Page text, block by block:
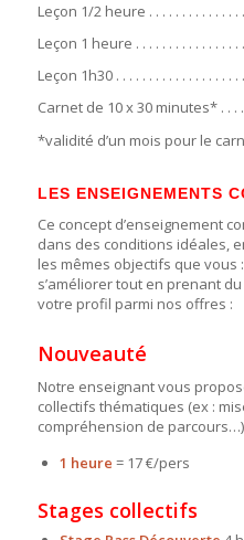
Leçon 1/2 heure . . . . . . . . . . . . . .
Leçon 1 heure . . . . . . . . . . . . . . . .
Leçon 1h30 . . . . . . . . . . . . . . . . . . .
Carnet de 10 x 30 minutes* . . . .
*validité d’un mois pour le
LES ENSEIGNEMENTS
Ce concept d’enseignement
dans des conditions idéales,
les mêmes objectifs que
s’améliorer tout en prenant
votre profil parmi nos offres :
Nouveauté
Notre enseignant vous
collectifs thématiques (ex :
compréhension de
1 heure = 17 €/pers
Stages collectifs